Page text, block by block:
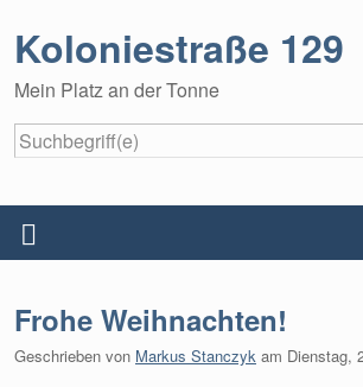
Koloniestraße 129
Mein Platz an der Tonne
Über dieses Blog
Datenschutzerklärung
Frohe Weihnachten!
Geschrieben von Markus Stanczyk am Dienstag,